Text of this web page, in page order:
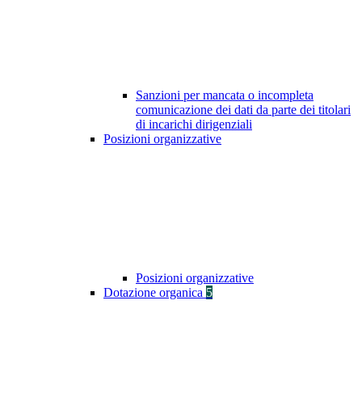
Sanzioni per mancata o incompleta
comunicazione dei dati da parte dei titolari
di incarichi dirigenziali
Posizioni organizzative
Posizioni organizzative
Dotazione organica 5